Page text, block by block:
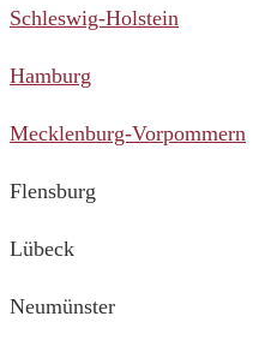
Schleswig-Holstein
Hamburg
Mecklenburg-Vorpommern
Flensburg
Lübeck
Neumünster